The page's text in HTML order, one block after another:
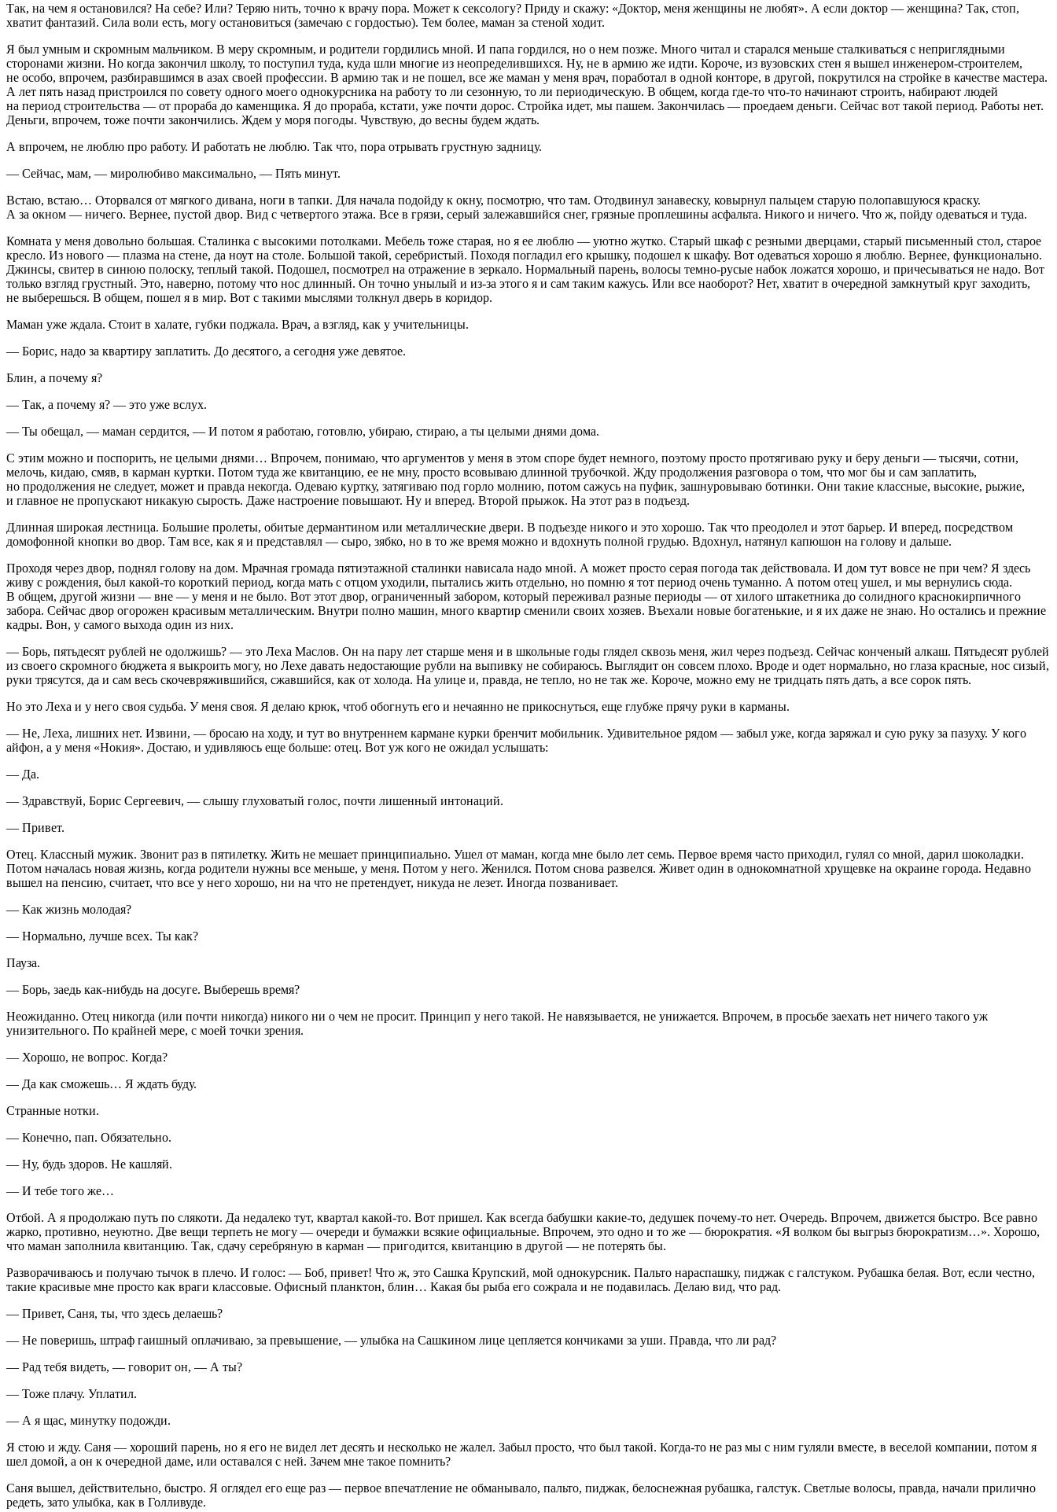
Так, на чем я остановился? На себе? Или? Теряю нить, точно к врачу пора. Может к сексологу? Приду и скажу: «Доктор, меня женщины не любят». А если доктор — женщина? Так, стоп,
хватит фантазий. Сила воли есть, могу остановиться (замечаю с гордостью). Тем более, маман за стеной ходит.
Я был умным и скромным мальчиком. В меру скромным, и родители гордились мной. И папа гордился, но о нем позже. Много читал и старался меньше сталкиваться с неприглядными
сторонами жизни. Но когда закончил школу, то поступил туда, куда шли многие из неопределившихся. Ну, не в армию же идти. Короче, из вузовских стен я вышел инженером-строителем,
не особо, впрочем, разбиравшимся в азах своей профессии. В армию так и не пошел, все же маман у меня врач, поработал в одной конторе, в другой, покрутился на стройке в качестве мастера.
А лет пять назад пристроился по совету одного моего однокурсника на работу то ли сезонную, то ли периодическую. В общем, когда где-то что-то начинают строить, набирают людей
на период строительства — от прораба до каменщика. Я до прораба, кстати, уже почти дорос. Стройка идет, мы пашем. Закончилась — проедаем деньги. Сейчас вот такой период. Работы нет.
Деньги, впрочем, тоже почти закончились. Ждем у моря погоды. Чувствую, до весны будем ждать.
А впрочем, не люблю про работу. И работать не люблю. Так что, пора отрывать грустную задницу.
— Сейчас, мам, — миролюбиво максимально, — Пять минут.
Встаю, встаю… Оторвался от мягкого дивана, ноги в тапки. Для начала подойду к окну, посмотрю, что там. Отодвинул занавеску, ковырнул пальцем старую полопавшуюся краску.
А за окном — ничего. Вернее, пустой двор. Вид с четвертого этажа. Все в грязи, серый залежавшийся снег, грязные проплешины асфальта. Никого и ничего. Что ж, пойду одеваться и туда.
Комната у меня довольно большая. Сталинка с высокими потолками. Мебель тоже старая, но я ее люблю — уютно жутко. Старый шкаф с резными дверцами, старый письменный стол, старое
кресло. Из нового — плазма на стене, да ноут на столе. Большой такой, серебристый. Походя погладил его крышку, подошел к шкафу. Вот одеваться хорошо я люблю. Вернее, функционально.
Джинсы, свитер в синюю полоску, теплый такой. Подошел, посмотрел на отражение в зеркало. Нормальный парень, волосы темно-русые набок ложатся хорошо, и причесываться не надо. Вот
только взгляд грустный. Это, наверно, потому что нос длинный. Он точно унылый и из-за этого я и сам таким кажусь. Или все наоборот? Нет, хватит в очередной замкнутый круг заходить,
не выберешься. В общем, пошел я в мир. Вот с такими мыслями толкнул дверь в коридор.
Маман уже ждала. Стоит в халате, губки поджала. Врач, а взгляд, как у учительницы.
— Борис, надо за квартиру заплатить. До десятого, а сегодня уже девятое.
Блин, а почему я?
— Так, а почему я? — это уже вслух.
— Ты обещал, — маман сердится, — И потом я работаю, готовлю, убираю, стираю, а ты целыми днями дома.
С этим можно и поспорить, не целыми днями… Впрочем, понимаю, что аргументов у меня в этом споре будет немного, поэтому просто протягиваю руку и беру деньги — тысячи, сотни,
мелочь, кидаю, смяв, в карман куртки. Потом туда же квитанцию, ее не мну, просто всовываю длинной трубочкой. Жду продолжения разговора о том, что мог бы и сам заплатить,
но продолжения не следует, может и правда некогда. Одеваю куртку, затягиваю под горло молнию, потом сажусь на пуфик, зашнуровываю ботинки. Они такие классные, высокие, рыжие,
и главное не пропускают никакую сырость. Даже настроение повышают. Ну и вперед. Второй прыжок. На этот раз в подъезд.
Длинная широкая лестница. Большие пролеты, обитые дермантином или металлические двери. В подъезде никого и это хорошо. Так что преодолел и этот барьер. И вперед, посредством
домофонной кнопки во двор. Там все, как я и представлял — сыро, зябко, но в то же время можно и вдохнуть полной грудью. Вдохнул, натянул капюшон на голову и дальше.
Проходя через двор, поднял голову на дом. Мрачная громада пятиэтажной сталинки нависала надо мной. А может просто серая погода так действовала. И дом тут вовсе не при чем? Я здесь
живу с рождения, был какой-то короткий период, когда мать с отцом уходили, пытались жить отдельно, но помню я тот период очень туманно. А потом отец ушел, и мы вернулись сюда.
В общем, другой жизни — вне — у меня и не было. Вот этот двор, ограниченный забором, который переживал разные периоды — от хилого штакетника до солидного краснокирпичного
забора. Сейчас двор огорожен красивым металлическим. Внутри полно машин, много квартир сменили своих хозяев. Въехали новые богатенькие, и я их даже не знаю. Но остались и прежние
кадры. Вон, у самого выхода один из них.
— Борь, пятьдесят рублей не одолжишь? — это Леха Маслов. Он на пару лет старше меня и в школьные годы глядел сквозь меня, жил через подъезд. Сейчас конченый алкаш. Пятьдесят рублей
из своего скромного бюджета я выкроить могу, но Лехе давать недостающие рубли на выпивку не собираюсь. Выглядит он совсем плохо. Вроде и одет нормально, но глаза красные, нос сизый,
руки трясутся, да и сам весь скочевряжившийся, сжавшийся, как от холода. На улице и, правда, не тепло, но не так же. Короче, можно ему не тридцать пять дать, а все сорок пять.
Но это Леха и у него своя судьба. У меня своя. Я делаю крюк, чтоб обогнуть его и нечаянно не прикоснуться, еще глубже прячу руки в карманы.
— Не, Леха, лишних нет. Извини, — бросаю на ходу, и тут во внутреннем кармане курки бренчит мобильник. Удивительное рядом — забыл уже, когда заряжал и сую руку за пазуху. У кого
айфон, а у меня «Нокия». Достаю, и удивляюсь еще больше: отец. Вот уж кого не ожидал услышать:
— Да.
— Здравствуй, Борис Сергеевич, — слышу глуховатый голос, почти лишенный интонаций.
— Привет.
Отец. Классный мужик. Звонит раз в пятилетку. Жить не мешает принципиально. Ушел от маман, когда мне было лет семь. Первое время часто приходил, гулял со мной, дарил шоколадки.
Потом началась новая жизнь, когда родители нужны все меньше, у меня. Потом у него. Женился. Потом снова развелся. Живет один в однокомнатной хрущевке на окраине города. Недавно
вышел на пенсию, считает, что все у него хорошо, ни на что не претендует, никуда не лезет. Иногда позванивает.
— Как жизнь молодая?
— Нормально, лучше всех. Ты как?
Пауза.
— Борь, заедь как-нибудь на досуге. Выберешь время?
Неожиданно. Отец никогда (или почти никогда) никого ни о чем не просит. Принцип у него такой. Не навязывается, не унижается. Впрочем, в просьбе заехать нет ничего такого уж
унизительного. По крайней мере, с моей точки зрения.
— Хорошо, не вопрос. Когда?
— Да как сможешь… Я ждать буду.
Странные нотки.
— Конечно, пап. Обязательно.
— Ну, будь здоров. Не кашляй.
— И тебе того же…
Отбой. А я продолжаю путь по слякоти. Да недалеко тут, квартал какой-то. Вот пришел. Как всегда бабушки какие-то, дедушек почему-то нет. Очередь. Впрочем, движется быстро. Все равно
жарко, противно, неуютно. Две вещи терпеть не могу — очереди и бумажки всякие официальные. Впрочем, это одно и то же — бюрократия. «Я волком бы выгрыз бюрократизм…». Хорошо,
что маман заполнила квитанцию. Так, сдачу серебряную в карман — пригодится, квитанцию в другой — не потерять бы.
Разворачиваюсь и получаю тычок в плечо. И голос: — Боб, привет! Что ж, это Сашка Крупский, мой однокурсник. Пальто нараспашку, пиджак с галстуком. Рубашка белая. Вот, если честно,
такие красивые мне просто как враги классовые. Офисный планктон, блин… Какая бы рыба его сожрала и не подавилась. Делаю вид, что рад.
— Привет, Саня, ты, что здесь делаешь?
— Не поверишь, штраф гаишный оплачиваю, за превышение, — улыбка на Сашкином лице цепляется кончиками за уши. Правда, что ли рад?
— Рад тебя видеть, — говорит он, — А ты?
— Тоже плачу. Уплатил.
— А я щас, минутку подожди.
Я стою и жду. Саня — хороший парень, но я его не видел лет десять и несколько не жалел. Забыл просто, что был такой. Когда-то не раз мы с ним гуляли вместе, в веселой компании, потом я
шел домой, а он к очередной даме, или оставался с ней. Зачем мне такое помнить?
Саня вышел, действительно, быстро. Я оглядел его еще раз — первое впечатление не обманывало, пальто, пиджак, белоснежная рубашка, галстук. Светлые волосы, правда, начали прилично
редеть, зато улыбка, как в Голливуде.